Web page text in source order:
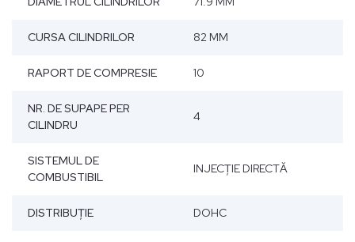
CURSA CILINDRILOR 82 MM
RAPORT DE COMPRESIE 10
NR. DE SUPAPE PER
CILINDRU
4
SISTEMUL DE
COMBUSTIBIL
INJECŢIE DIRECTĂ
DISTRIBUȚIE DOHC